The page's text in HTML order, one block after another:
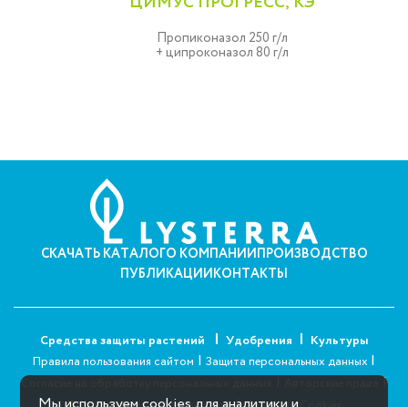
Пропиконазол 250 г/л
+ ципроконазол 80 г/л
СКАЧАТЬ КАТАЛОГО КОМПАНИИПРОИЗВОДСТВО
ПУБЛИКАЦИИКОНТАКТЫ
Средства защиты растений Удобрения Культуры
Правила пользования сайтом | Защита персональных данных |
Согласие на обработку персональных данных |